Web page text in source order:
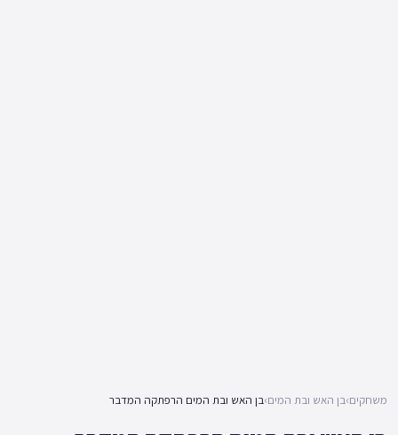
משחקים›בן האש ובת המים›בן האש ובת המים הרפתקה המדבר